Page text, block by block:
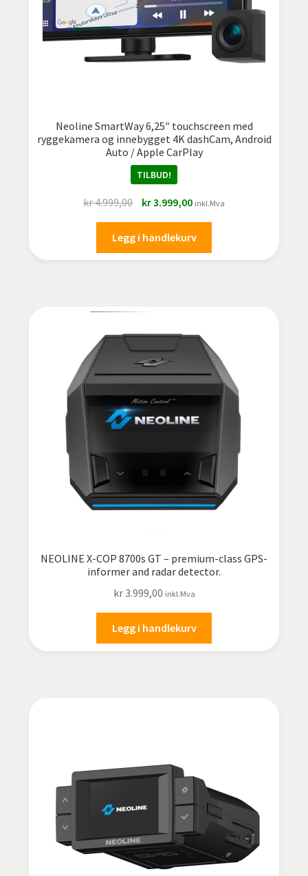
Neoline SmartWay 6,25″ touchscreen med
ryggekamera og innebygget 4K dashCam, Android
Auto / Apple CarPlay
TILBUD!
kr4.999,00
Opprinnelig
var:
kr 4.999,00.
kr3.999,00Nåværende
er:
kr 3.999,00.
inkl.Mva
Legg i handlekurv
NEOLINE X-COP 8700s GT – premium-class GPS-
informer and radar detector.
kr3.999,00 inkl.Mva
Legg i handlekurv